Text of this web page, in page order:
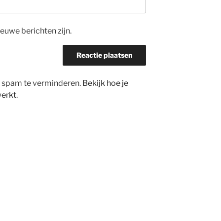
berichten zijn.
te verminderen. Bekijk hoe je
.